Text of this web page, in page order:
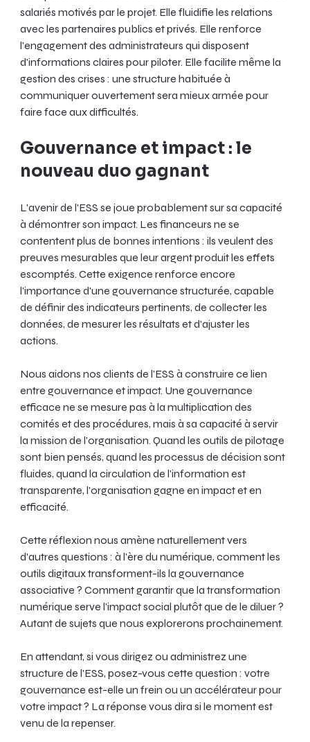
salariés motivés par le projet. Elle fluidifie les relations
avec les partenaires publics et privés. Elle renforce
l'engagement des administrateurs qui disposent
d'informations claires pour piloter. Elle facilite même la
gestion des crises : une structure habituée à
communiquer ouvertement sera mieux armée pour
faire face aux difficultés.
Gouvernance et impact : le
nouveau duo gagnant
L'avenir de l'ESS se joue probablement sur sa capacité
à démontrer son impact. Les financeurs ne se
contentent plus de bonnes intentions : ils veulent des
preuves mesurables que leur argent produit les effets
escomptés. Cette exigence renforce encore
l'importance d'une gouvernance structurée, capable
de définir des indicateurs pertinents, de collecter les
données, de mesurer les résultats et d'ajuster les
actions.
Nous aidons nos clients de l'ESS à construire ce lien
entre gouvernance et impact. Une gouvernance
efficace ne se mesure pas à la multiplication des
comités et des procédures, mais à sa capacité à servir
la mission de l'organisation. Quand les outils de pilotage
sont bien pensés, quand les processus de décision sont
fluides, quand la circulation de l'information est
transparente, l'organisation gagne en impact et en
efficacité.
Cette réflexion nous amène naturellement vers
d'autres questions : à l'ère du numérique, comment les
outils digitaux transforment-ils la gouvernance
associative ? Comment garantir que la transformation
numérique serve l'impact social plutôt que de le diluer ?
Autant de sujets que nous explorerons prochainement.
En attendant, si vous dirigez ou administrez une
structure de l'ESS, posez-vous cette question : votre
gouvernance est-elle un frein ou un accélérateur pour
votre impact ? La réponse vous dira si le moment est
venu de la repenser.